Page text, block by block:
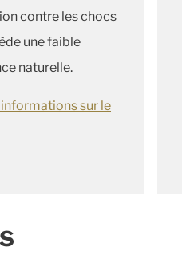
contre les chocs
une faible
naturelle.
sur le